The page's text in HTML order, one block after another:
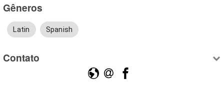
Gêneros
Latin Spanish
Contato